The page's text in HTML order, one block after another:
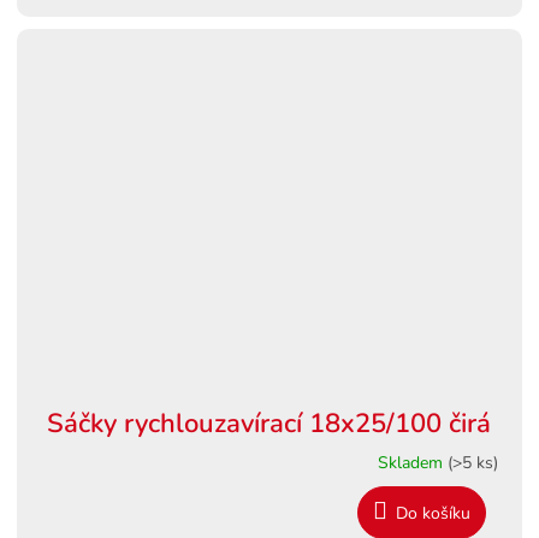
Sáčky rychlouzavírací 18x25/100 čirá
Skladem (>5 ks)
Do košíku